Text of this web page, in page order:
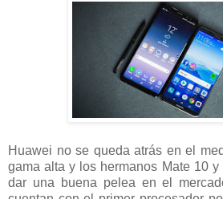
Huawei no se queda atrás en el
gama alta y los hermanos Mate 10 y
dar una buena pelea en el